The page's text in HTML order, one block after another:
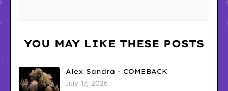
YOU MAY LIKE THESE POSTS
Alex Sandra - COMEBACK
July 17, 2026